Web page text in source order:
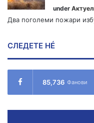
under
Два поголеми пожари
СЛЕДЕТЕ НÉ
85,736 Фанови